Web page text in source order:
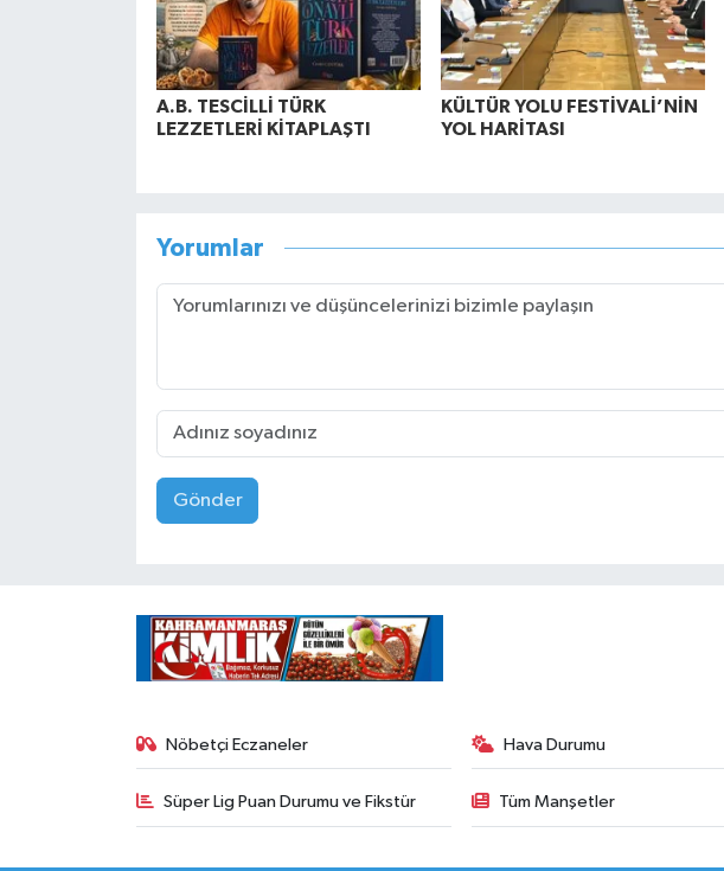
A.B. TESCİLLİ TÜRK
LEZZETLERİ KİTAPLAŞTI
KÜLTÜR YOLU FESTİVALİ’NİN
YOL HARİTASI
Yorumlar
Gönder
Nöbetçi Eczaneler Hava Durumu
Süper Lig Puan Durumu ve Fikstür Tüm Manşetler